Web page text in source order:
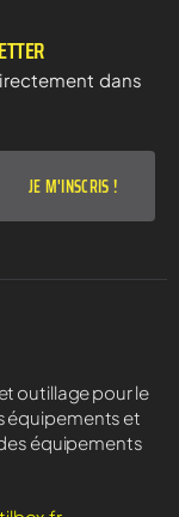
dans
JE M'INSCRIS !
outillage pour le
équipements et
équipements